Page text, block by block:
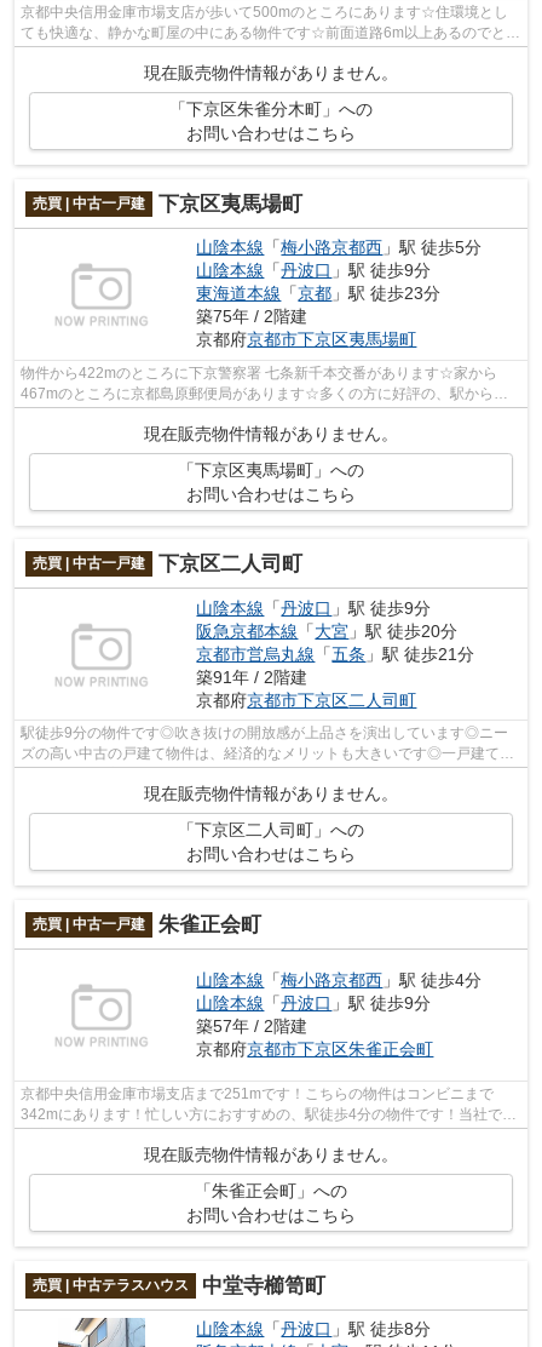
京都中央信用金庫市場支店が歩いて500mのところにあります☆住環境とし
ても快適な、静かな町屋の中にある物件です☆前面道路6m以上あるのでとて
現在販売物件情報がありません。
「下京区朱雀分木町」への
お問い合わせはこちら
売買 | 中古一戸建 下京区夷馬場町
山陰本線 「梅小路京都西 」駅 徒歩5分
山陰本線 「丹波口 」駅 徒歩9分
東海道本線 「京都 」駅 徒歩23分
築75年 / 2階建
京都府京都市下京区夷馬場町
物件から422mのところに下京警察署 七条新千本交番があります☆家から
467mのところに京都島原郵便局があります☆多くの方に好評の、駅から徒
歩5分に位置する物件です☆こちらの中古戸建て...
現在販売物件情報がありません。
「下京区夷馬場町」への
お問い合わせはこちら
売買 | 中古一戸建 下京区二人司町
山陰本線 「丹波口 」駅 徒歩9分
阪急京都本線 「大宮 」駅 徒歩20分
京都市営烏丸線 「五条 」駅 徒歩21分
築91年 / 2階建
京都府京都市下京区二人司町
駅徒歩9分の物件です◎吹き抜けの開放感が上品さを演出しています◎ニー
ズの高い中古の戸建て物件は、経済的なメリットも大きいです◎一戸建て物
現在販売物件情報がありません。
「下京区二人司町」への
お問い合わせはこちら
売買 | 中古一戸建 朱雀正会町
山陰本線 「梅小路京都西 」駅 徒歩4分
山陰本線 「丹波口 」駅 徒歩9分
築57年 / 2階建
京都府京都市下京区朱雀正会町
京都中央信用金庫市場支店まで251mです！こちらの物件はコンビニまで
342mにあります！忙しい方におすすめの、駅徒歩4分の物件です！当社で京
現在販売物件情報がありません。
「朱雀正会町」への
お問い合わせはこちら
売買 | 中古テラスハウス 中堂寺櫛笥町
山陰本線 「丹波口 」駅 徒歩8分